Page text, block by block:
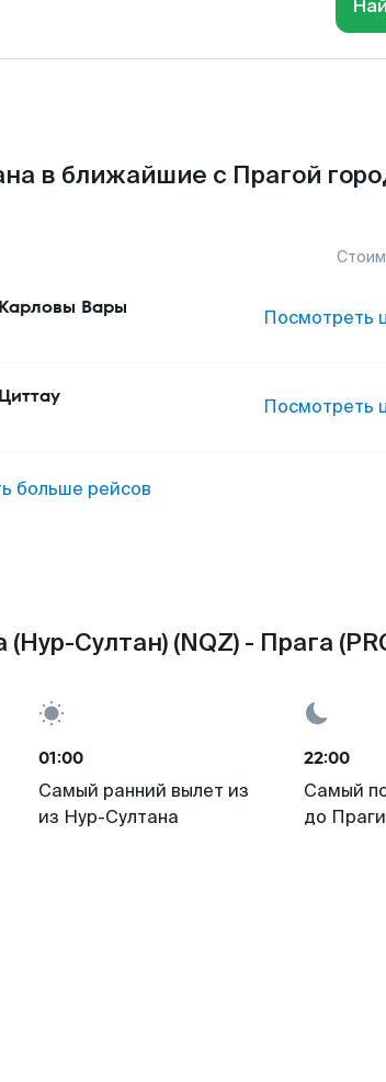
в ближайшие с Прагой
Карловы Вары Посмотреть
Циттау Посмотреть
больше рейсов
Султан) (NQZ) - Прага
01:00
Самый ранний вылет из
из Нур-Султана
22:00
Самый
до Праги